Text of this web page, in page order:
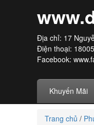
Địa chỉ: 17
Điện thoại:
Facebook:
Khuyến Mãi
Trang chủ /